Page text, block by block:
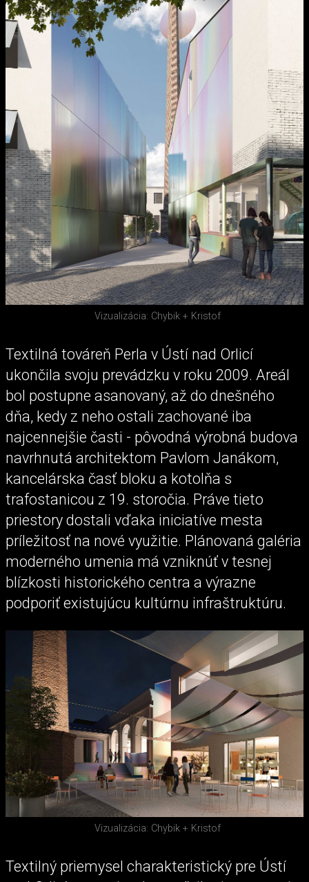
Vizualizácia: Chybik + Kristof
Textilná továreň Perla v Ústí nad Orlicí
ukončila svoju prevádzku v roku 2009. Areál
bol postupne asanovaný, až do dnešného
dňa, kedy z neho ostali zachované iba
najcennejšie časti - pôvodná výrobná budova
navrhnutá architektom Pavlom Janákom,
kancelárska časť bloku a kotolňa s
trafostanicou z 19. storočia. Práve tieto
priestory dostali vďaka iniciatíve mesta
príležitosť na nové využitie. Plánovaná galéria
moderného umenia má vzniknúť v tesnej
blízkosti historického centra a výrazne
podporiť existujúcu kultúrnu infraštruktúru.
Vizualizácia: Chybik + Kristof
Textilný priemysel charakteristický pre Ústí